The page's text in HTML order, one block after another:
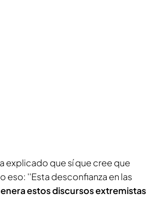
explicado que sí que cree que
eso: ''Esta desconfianza en las
estos discursos extremistas